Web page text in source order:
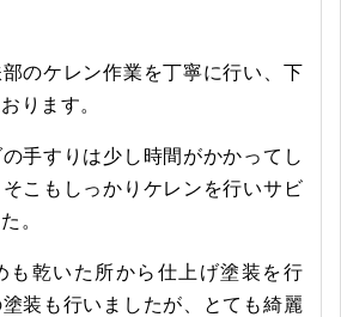
のケレン作業を丁寧に行い、下
ります。
手すりは少し時間がかかってし
こもしっかりケレンを行いサビ
。
も乾いた所から仕上げ塗装を行
装も行いましたが、とても綺麗